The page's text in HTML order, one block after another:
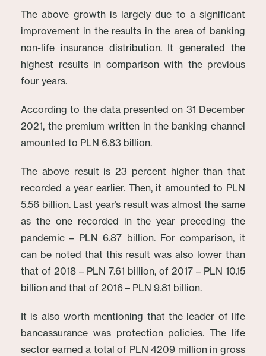
The above growth is largely due to a significant
improvement in the results in the area of banking
non-life insurance distribution. It generated the
highest results in comparison with the previous
four years.
According to the data presented on 31 December
2021, the premium written in the banking channel
amounted to PLN 6.83 billion.
The above result is 23 percent higher than that
recorded a year earlier. Then, it amounted to PLN
5.56 billion. Last year’s result was almost the same
as the one recorded in the year preceding the
pandemic – PLN 6.87 billion. For comparison, it
can be noted that this result was also lower than
that of 2018 – PLN 7.61 billion, of 2017 – PLN 10.15
billion and that of 2016 – PLN 9.81 billion.
It is also worth mentioning that the leader of life
bancassurance was protection policies. The life
sector earned a total of PLN 4209 million in gross